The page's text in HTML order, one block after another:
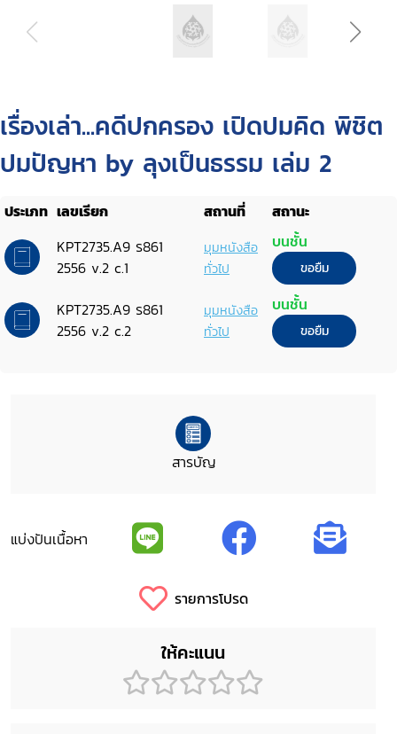
เรื่องเล่า...คดีปกครอง เปิดปมคิด พิชิต
ปมปัญหา by ลุงเป็นธรรม เล่ม 2
ประเภท เลขเรียก สถานที่
สถานะ
KPT2735.A9 ร861
2556 v.2 c.1
มุมหนังสือ
ทั่วไป
บนชั้น
ขอยืม
KPT2735.A9 ร861
2556 v.2 c.2
มุมหนังสือ
ทั่วไป
บนชั้น
ขอยืม
สารบัญ
แบ่งปันเนื้อหา
รายการโปรด
ให้คะแนน